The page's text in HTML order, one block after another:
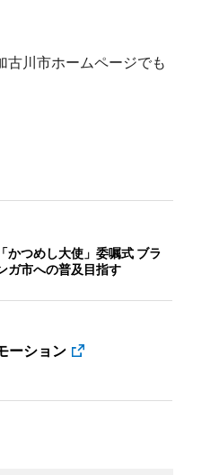
川市ホームページでも
かつめし大使」委嘱式 ブラ
ガ市への普及目指す
ーション